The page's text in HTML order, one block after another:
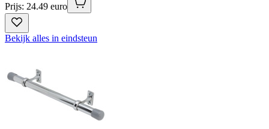
Prijs: 24.49 euro
Bekijk alles in eindsteun